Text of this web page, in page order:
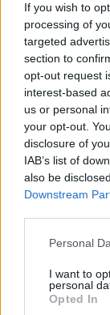
If you wish to
processing of
targeted
section to
opt-out request
interest-based
us or personal
your opt-out.
disclosure of
IAB’s list of
also be
Downstream
Please note
not limited to
grant or deny
use your data
Personal
I want to
personal
Opted In
και έτσι, οι
μαθημάτων θα
τα μαθήματα:
Φυσική (Ο.Π.
Οικονομία
Πληροφορικής).